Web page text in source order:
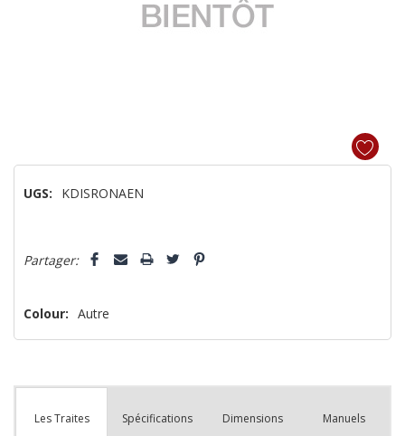
UGS: KDISRONAEN
vous!
n’en
reste
que
Partager:
Colour: Autre
Les Traites Spécifications Dimensions Manuels